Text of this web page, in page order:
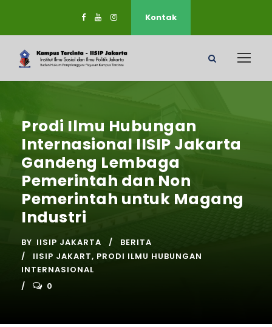
Kontak
Prodi Ilmu Hubungan
Internasional IISIP Jakarta
Gandeng Lembaga
Pemerintah dan Non
Pemerintah untuk Magang
Industri
BY IISIP JAKARTA
BERITA
IISIP JAKART, PRODI ILMU HUBUNGAN
INTERNASIONAL
0